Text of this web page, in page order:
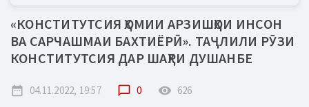
«КОНСТИТУТСИЯ ҲОМИИ АРЗИШҲОИ ИНСОН
ВА САРЧАШМАИ БАХТИЁРӢ». ТАҶЛИЛИ РӮЗИ
КОНСТИТУТСИЯ ДАР ШАҲРИ ДУШАНБЕ
date_range 04.11.2022, 19:57 chat_bubble_outline 0 remove_red_eye 626